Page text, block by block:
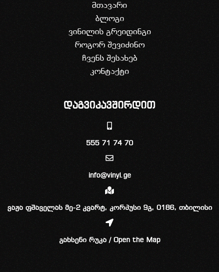
მთავარი
ბლოგი
ვინილის გრეიდინგი
როგორ შევიძინო
ჩვენს შესახებ
კონტაქტი
დაგვიკავშირდით
555 71 74 70
info@vinyl.ge
ვაჟა ფშაველას მე-2 კვარტ, კორპუსი 9გ, 0186, თბილისი
გახსენი რუკა / Open the Map